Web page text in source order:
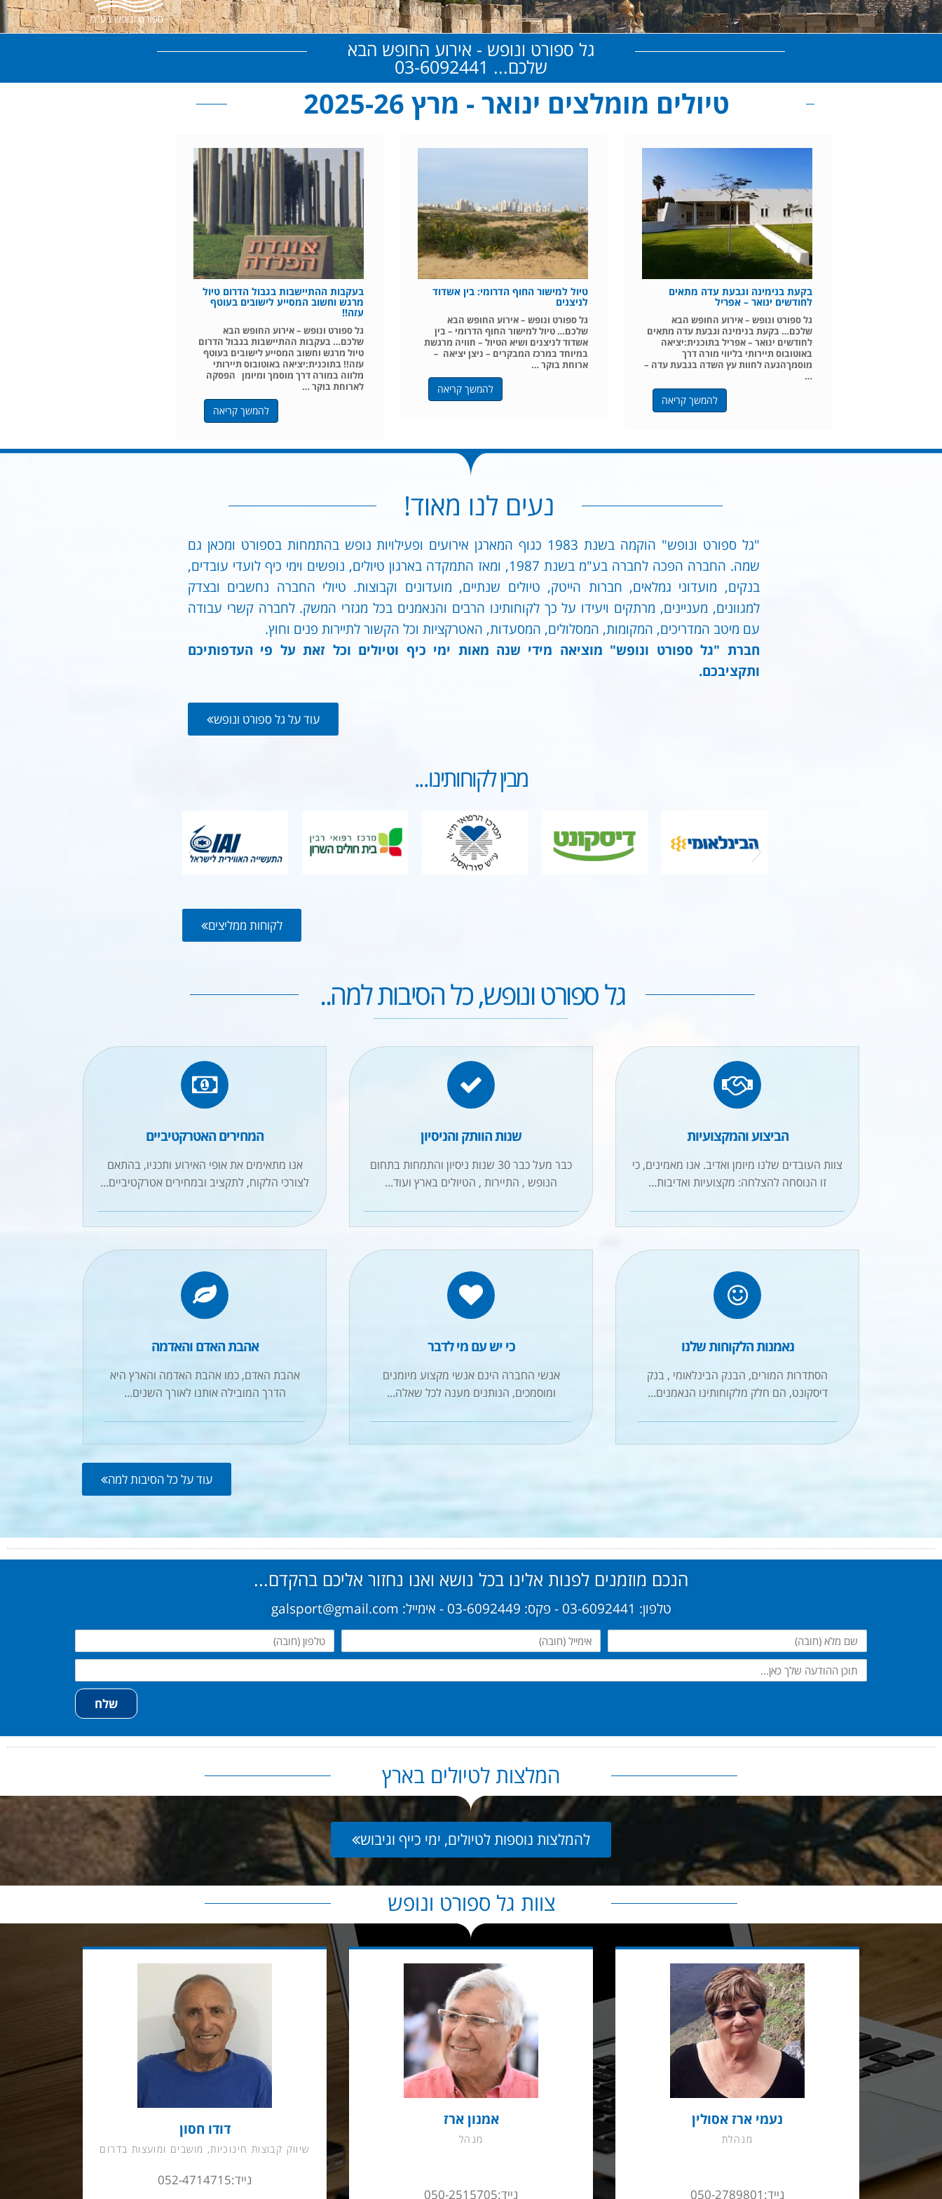
גל ספורט ונופש - אירוע החופש הבא
שלכם... 03-6092441
טיולים מומלצים ינואר - מרץ 2025-26
בקעת בנימינה וגבעת עדה מתאים
לחודשים ינואר – אפריל
גל ספורט ונופש – אירוע החופש הבא
שלכם… בקעת בנימינה וגבעת עדה מתאים
לחודשים ינואר – אפריל בתוכנית:יציאה
באוטובוס תיירותי בליווי מורה דרך
מוסמךהגעה לחוות עץ השדה בגבעת עדה –
…
להמשך קריאה
טיול למישור החוף הדרומי: בין אשדוד
לניצנים
גל ספורט ונופש – אירוע החופש הבא
שלכם… טיול למישור החוף הדרומי – בין
אשדוד לניצנים ושיא הטיול – חוויה מרגשת
במיוחד במרכז המבקרים – ניצן יציאה –
ארוחת בוקר …
להמשך קריאה
בעקבות ההתיישבות בגבול הדרום טיול
מרגש וחשוב המסייע לישובים בעוטף
עזה!!
גל ספורט ונופש – אירוע החופש הבא
שלכם… בעקבות ההתיישבות בגבול הדרום
טיול מרגש וחשוב המסייע לישובים בעוטף
עזה!! בתוכנית:יציאה באוטובוס תיירותי
מלווה במורה דרך מוסמך ומיומן הפסקה
לארוחת בוקר …
להמשך קריאה
נעים לנו מאוד!
"גל ספורט ונופש" הוקמה בשנת 1983 כגוף המארגן אירועים ופעילויות נופש בהתמחות בספורט ומכאן גם
שמה. החברה הפכה לחברה בע"מ בשנת 1987, ומאז התמקדה בארגון טיולים, נופשים וימי כיף לועדי עובדים,
בנקים, מועדוני גמלאים, חברות הייטק, טיולים שנתיים, מועדונים וקבוצות. טיולי החברה נחשבים ובצדק
למגוונים, מעניינים, מרתקים ויעידו על כך לקוחותינו הרבים והנאמנים בכל מגזרי המשק. לחברה קשרי עבודה
עם מיטב המדריכים, המקומות, המסלולים, המסעדות, האטרקציות וכל הקשור לתיירות פנים וחוץ.
חברת "גל ספורט ונופש" מוציאה מידי שנה מאות ימי כיף וטיולים וכל זאת על פי העדפותיכם
ותקציבכם.
עוד על גל ספורט ונופש
מבין לקוחותינו...
לקוחות ממליצים
גל ספורט ונופש, כל הסיבות למה..
הביצוע והמקצועיות
צוות העובדים שלנו מיומן ואדיב. אנו מאמינים, כי
זו הנוסחה להצלחה: מקצועיות ואדיבות...
שנות הוותק והניסיון
כבר מעל כבר 30 שנות ניסיון והתמחות בתחום
הנופש , התיירות , הטיולים בארץ ועוד...
המחירים האטרקטיביים
אנו מתאימים את אופי האירוע ותכניו, בהתאם
לצורכי הלקוח, לתקציב ובמחירים אטרקטיביים...
נאמנות הלקוחות שלנו
הסתדרות המורים, הבנק הבינלאומי , בנק
דיסקונט, הם חלק מלקוחותינו הנאמנים...
כי יש עם מי לדבר
אנשי החברה הינם אנשי מקצוע מיומנים
ומוסמכים, הנותנים מענה לכל שאלה...
אהבת האדם והאדמה
אהבת האדם, כמו אהבת האדמה והארץ היא
הדרך המובילה אותנו לאורך השנים...
עוד על כל הסיבות למה
הנכם מוזמנים לפנות אלינו בכל נושא ואנו נחזור אליכם בהקדם...
טלפון: 03-6092441 - פקס: 03-6092449 - אימייל: galsport@gmail.com
שם
מלא
אימייל טלפון
שלח
המלצות לטיולים בארץ
להמלצות נוספות לטיולים, ימי כייף וגיבוש
צוות גל ספורט ונופש
נעמי ארז אסולין
מנהלת
נייד:050-2789801
אמנון ארז
מנהל
נייד:050-2515705
דודו חסון
שיווק קבוצות חינוכיות, מושבים ומועצות בדרום
נייד:052-4714715